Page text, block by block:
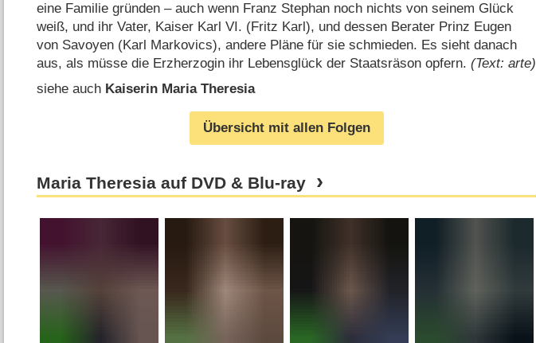
eine Familie gründen – auch wenn Franz Stephan noch nichts von seinem Glück
weiß, und ihr Vater, Kaiser Karl VI. (Fritz Karl), und dessen Berater Prinz Eugen
von Savoyen (Karl Markovics), andere Pläne für sie schmieden. Es sieht danach
aus, als müsse die Erzherzogin ihr Lebensglück der Staatsräson opfern.(Text: arte)
siehe auch Kaiserin Maria Theresia
Übersicht mit allen Folgen
Maria Theresia auf DVD & Blu-ray